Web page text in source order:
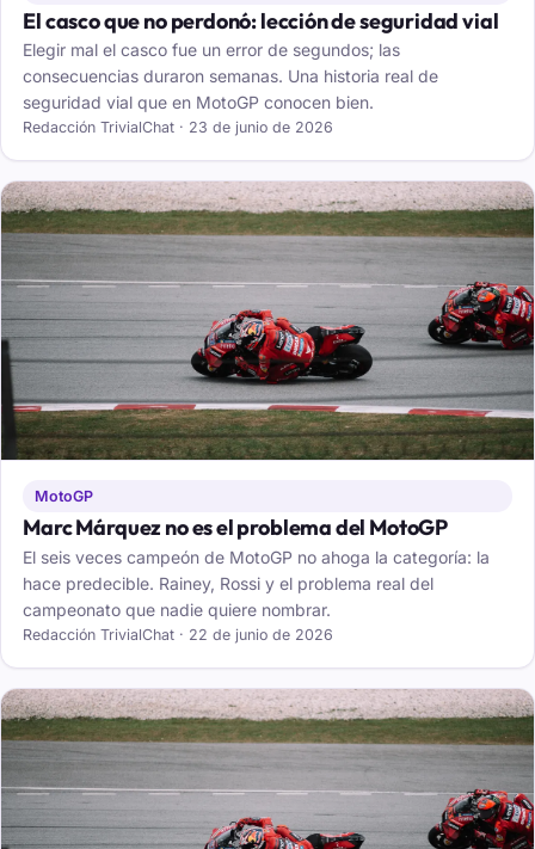
El casco que no perdonó: lección de seguridad vial
Elegir mal el casco fue un error de segundos; las
consecuencias duraron semanas. Una historia real de
seguridad vial que en MotoGP conocen bien.
Redacción TrivialChat · 23 de junio de 2026
MotoGP
Marc Márquez no es el problema del MotoGP
El seis veces campeón de MotoGP no ahoga la categoría: la
hace predecible. Rainey, Rossi y el problema real del
campeonato que nadie quiere nombrar.
Redacción TrivialChat · 22 de junio de 2026